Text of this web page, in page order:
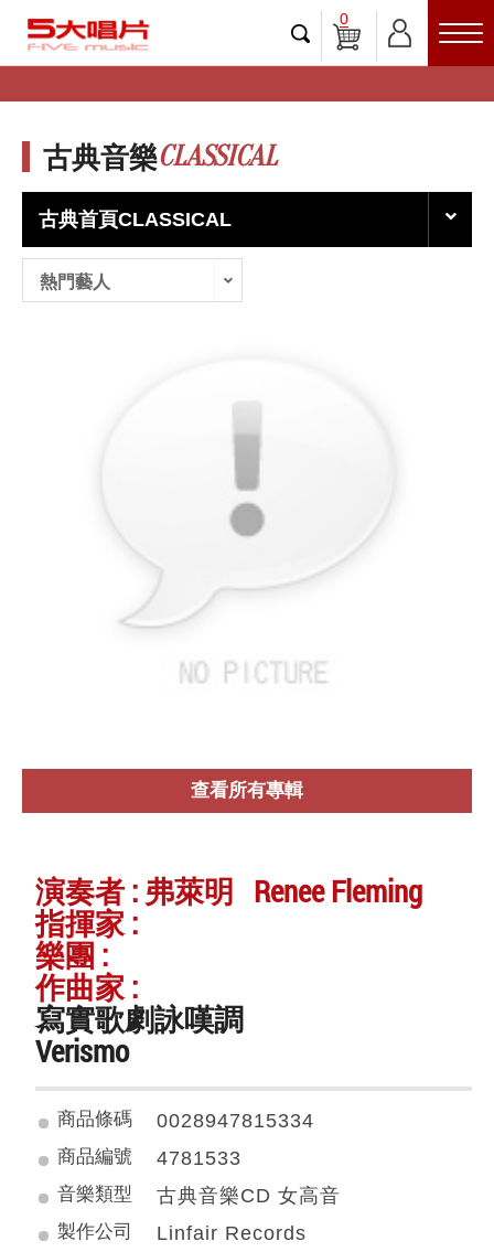
0
古典音樂CLASSICAL
古典首頁CLASSICAL
熱門藝人
查看所有專輯
演奏者 : 弗萊明 Renee Fleming
指揮家 :
樂團 :
作曲家 :
寫實歌劇詠嘆調
Verismo
商品條碼 0028947815334
商品編號 4781533
音樂類型 古典音樂CD 女高音
製作公司 Linfair Records